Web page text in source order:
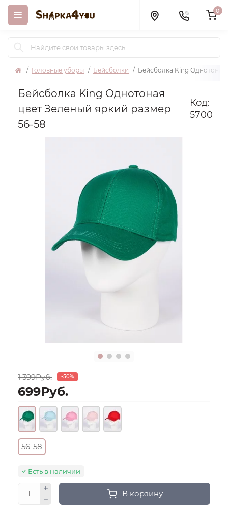
0
Головные уборы Бейсболки Бейсболка King Однотоная
Бейсболка King Однотоная
цвет Зеленый яркий размер
56-58
Код:
5700
1 399Руб. -50%
699Руб.
56-58
Есть в наличии
В корзину